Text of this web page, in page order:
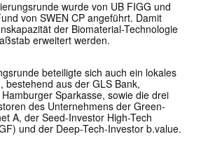
wurde von UB FIGG und
von SWEN CP angeführt. Damit
der Biomaterial-Technologie
erweitert werden.
beteiligte sich auch ein lokales
bestehend aus der GLS Bank,
Sparkasse, sowie die drei
des Unternehmens der Green-
A, der Seed-Investor High-Tech
und der Deep-Tech-Investor b.value.